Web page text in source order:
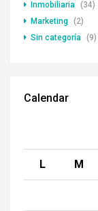
Inmobiliaria (34)
Marketing (2)
Sin categoría (9)
Calendar
L M